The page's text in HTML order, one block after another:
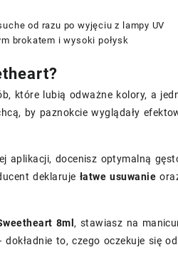
od razu po wyjęciu z lampy UV
brokatem i wysoki połysk
które lubią odważne kolory, a
by paznokcie wyglądały
aplikacji, docenisz optymalną
deklaruje łatwe usuwanie
8ml , stawiasz na
to, czego oczekuje się